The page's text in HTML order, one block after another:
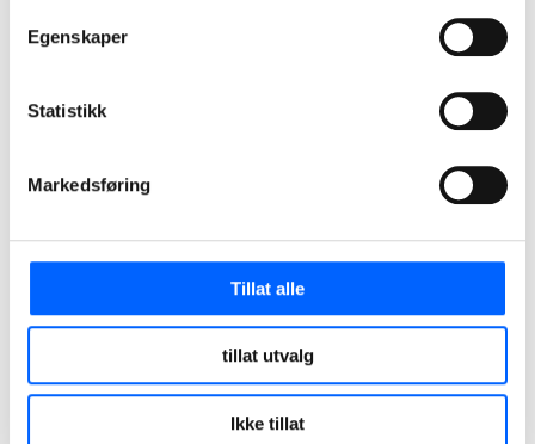
Egenskaper
Statistikk
Markedsføring
Tillat alle
tillat utvalg
Ikke tillat
Svein-Arne Sivertsen
+47 992 35 657